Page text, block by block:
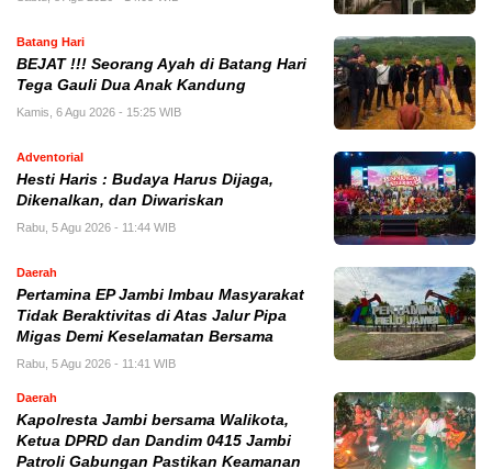
Batang Hari
BEJAT !!! Seorang Ayah di Batang Hari
Tega Gauli Dua Anak Kandung
Kamis, 6 Agu 2026 - 15:25 WIB
Adventorial
Hesti Haris : Budaya Harus Dijaga,
Dikenalkan, dan Diwariskan
Rabu, 5 Agu 2026 - 11:44 WIB
Daerah
Pertamina EP Jambi Imbau Masyarakat
Tidak Beraktivitas di Atas Jalur Pipa
Migas Demi Keselamatan Bersama
Rabu, 5 Agu 2026 - 11:41 WIB
Daerah
Kapolresta Jambi bersama Walikota,
Ketua DPRD dan Dandim 0415 Jambi
Patroli Gabungan Pastikan Keamanan